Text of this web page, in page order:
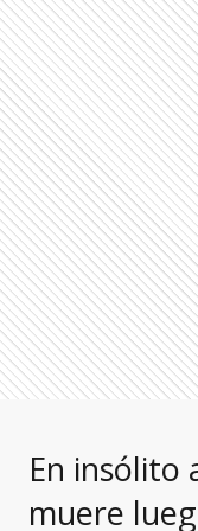
En insólito
muere